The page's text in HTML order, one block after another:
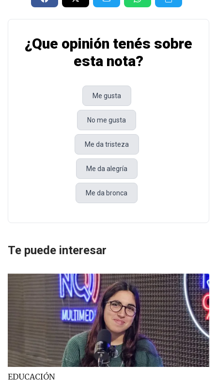
¿Que opinión tenés sobre
esta nota?
Me gusta
No me gusta
Me da tristeza
Me da alegría
Me da bronca
Te puede interesar
EDUCACIÓN